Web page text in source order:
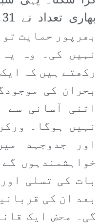
بھرپور حمایت
نہیں کی۔ وہ
رکھتے ہیں کہ
بحران کی
اتنی آسانی
نہیں ہوگا۔
اور جدوجہد
خواہشمندہوں
بات کی تسلی
بعد ان کی
گی۔ محض ایک